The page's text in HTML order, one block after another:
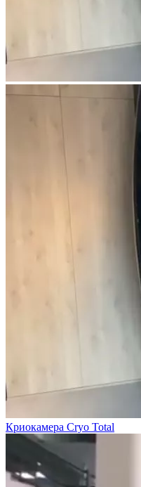
Криокамера Cryo Total